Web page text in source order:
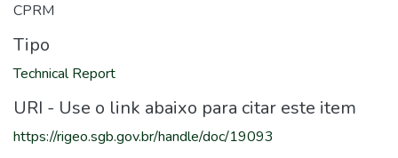
CPRM
Tipo
Technical Report
URI - Use o link abaixo para citar este item
https://rigeo.sgb.gov.br/handle/doc/19093